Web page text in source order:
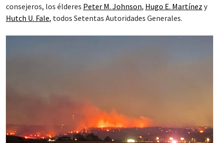
consejeros, los élderes Peter M. Johnson, Hugo E. Martínez y
Hutch U. Fale, todos Setentas Autoridades Generales.